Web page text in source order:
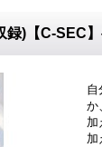
)【C-SEC
自
か
加
加